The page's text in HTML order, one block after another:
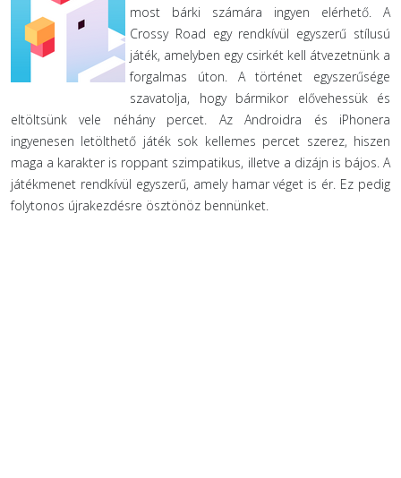
most bárki számára ingyen elérhető. A
Crossy Road egy rendkívül egyszerű stílusú
játék, amelyben egy csirkét kell átvezetnünk a
forgalmas úton. A történet egyszerűsége
szavatolja, hogy bármikor elővehessük és
eltöltsünk vele néhány percet. Az Androidra és iPhonera
ingyenesen letölthető játék sok kellemes percet szerez, hiszen
maga a karakter is roppant szimpatikus, illetve a dizájn is bájos. A
játékmenet rendkívül egyszerű, amely hamar véget is ér. Ez pedig
folytonos újrakezdésre ösztönöz bennünket.